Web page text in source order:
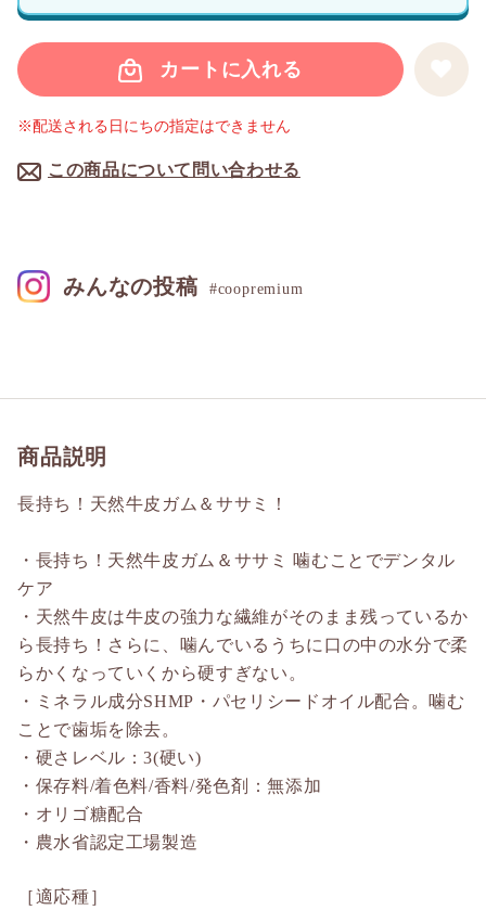
カートに入れる
この商品について問い合わせる
※配送される日にちの指定はできません
商品説明
長持ち！天然牛皮ガム＆ササミ！
・長持ち！天然牛皮ガム＆ササミ 噛むことでデンタル
ケア
・天然牛皮は牛皮の強力な繊維がそのまま残っているか
ら長持ち！さらに、噛んでいるうちに口の中の水分で柔
らかくなっていくから硬すぎない。
・ミネラル成分SHMP・パセリシードオイル配合。噛む
ことで歯垢を除去。
・硬さレベル：3(硬い)
・保存料/着色料/香料/発色剤：無添加
・オリゴ糖配合
・農水省認定工場製造
［適応種］
みんなの投稿 #coopremium